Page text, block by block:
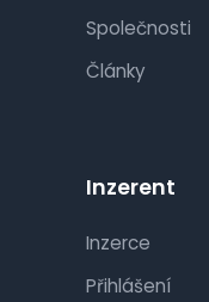
Společnosti
Články
Inzerent
Inzerce
Přihlášení